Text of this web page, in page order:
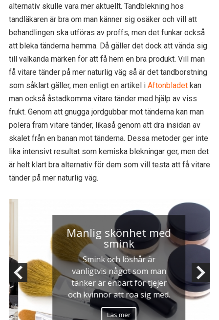
alternativ skulle vara mer aktuellt. Tandblekning hos
tandläkaren är bra om man känner sig osäker och vill att
behandlingen ska utföras av proffs, men det funkar också
att bleka tänderna hemma. Då gäller det dock att vända sig
till välkända märken för att få hem en bra produkt. Vill man
få vitare tänder på mer naturlig väg så är det tandborstning
som såklart gäller, men enligt en artikel iAftonbladetkan
man också åstadkomma vitare tänder med hjälp av viss
frukt. Genom att gnugga jordgubbar mot tänderna kan man
polera fram vitare tänder, likaså genom att dra insidan av
skalet från en banan mot tänderna. Dessa metoder ger inte
lika intensivt resultat som kemiska blekningar ger, men det
är helt klart bra alternativ för dem som vill testa att få vitare
tänder på mer naturlig väg.
Manlig skönhet med
smink
Smink och löshår är
vanligtvis något som man
tänker är enbart för tjejer
och kvinnor att roa sig med.
Läs mer